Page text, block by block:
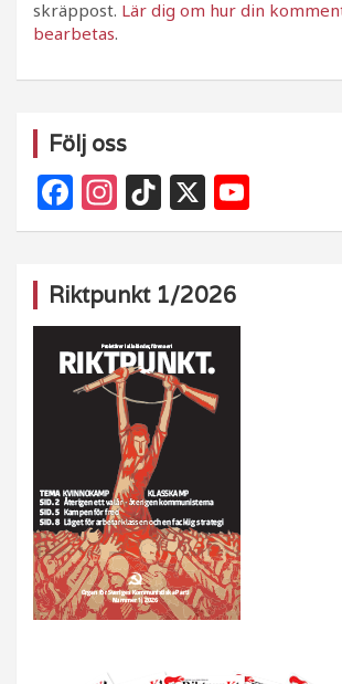
skräppost. Lär dig om hur din
bearbetas.
Följ oss
F
a
e
b
o
o
In
st
g
ra
m
Ti
k
o
k
X
o
Riktpunkt 1/2026